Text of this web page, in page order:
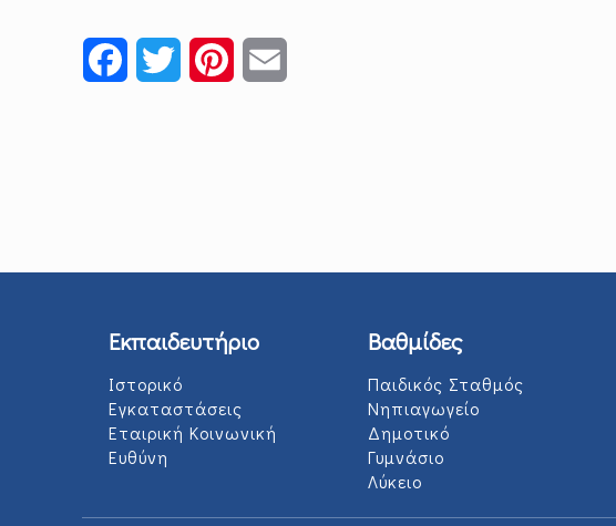
FacebookTwitter Pinterest
Εκπαιδευτήριο
Ιστορικό
Εγκαταστάσεις
Εταιρική Κοινωνική
Ευθύνη
Βαθμίδες
Παιδικός Σταθμός
Νηπιαγωγείο
Δημοτικό
Γυμνάσιο
Λύκειο